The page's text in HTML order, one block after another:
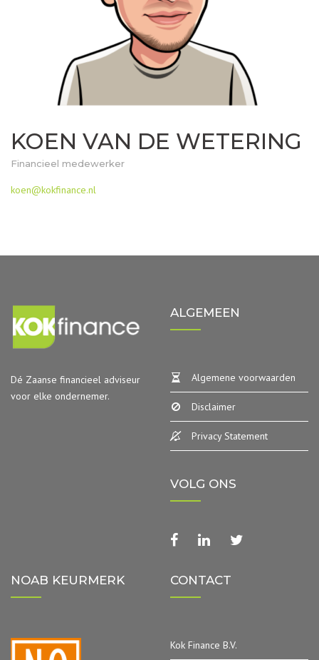
KOEN VAN DE WETERING
Financieel medewerker
koen@kokfinance.nl
Dé Zaanse financieel adviseur
voor elke ondernemer.
ALGEMEEN
Algemene voorwaarden
Disclaimer
Privacy Statement
VOLG ONS
facebook
linkedin
NOAB KEURMERK CONTACT
Kok Finance B.V.